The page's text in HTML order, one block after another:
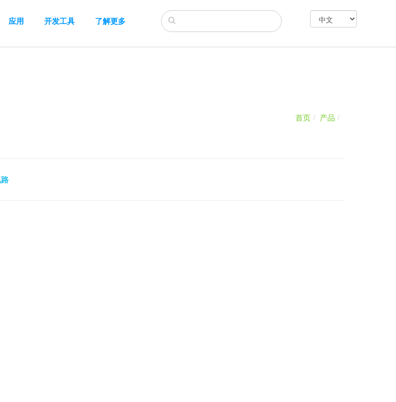
应用 开发工具 了解更多
首页 产品